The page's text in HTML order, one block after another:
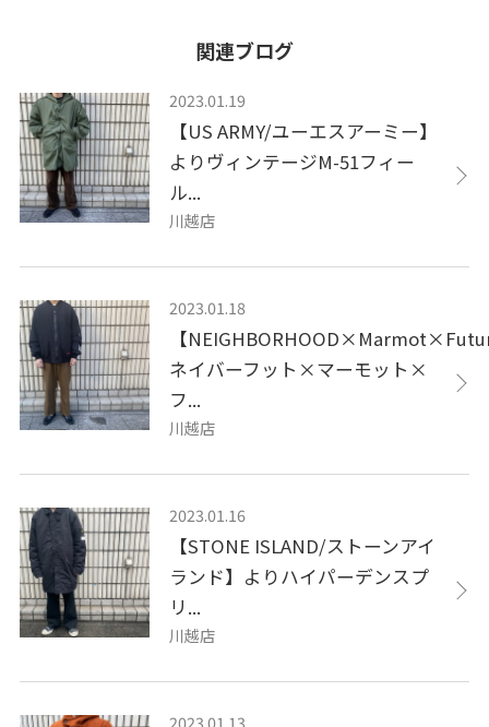
関連ブログ
2023.01.19
【US ARMY/ユーエスアーミー】
よりヴィンテージM-51フィー
ル...
川越店
2023.01.18
【
ネイバーフット×マーモット×
フ...
川越店
2023.01.16
【STONE ISLAND/ストーンアイ
ランド】よりハイパーデンスプ
リ...
川越店
2023.01.13